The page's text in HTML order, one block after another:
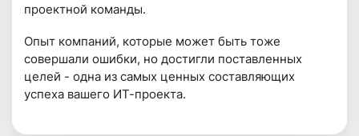
проектной команды.
Опыт компаний, которые может быть тоже
совершали ошибки, но достигли поставленных
целей - одна из самых ценных составляющих
успеха вашего ИТ-проекта.